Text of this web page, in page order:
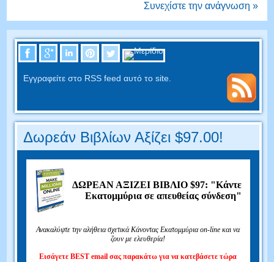
Συνεχίστε την ανάγνωση »
Εγγραφείτε στο RSS feed αυτό το site.
Δωρεάν Βιβλίων Αξίζει $97.00!
ΔΩΡΕΑΝ ΑΞΙΖΕΙ ΒΙΒΛΙΟ $97: "Κάντε
Εκατομμύρια σε απευθείας σύνδεση"
Ανακαλύψτε την αλήθεια σχετικά Κάνοντας Εκατομμύρια on-line και να
ζουν με ελευθερία!
Εισάγετε BEST email σας παρακάτω για να κατεβάσετε τώρα